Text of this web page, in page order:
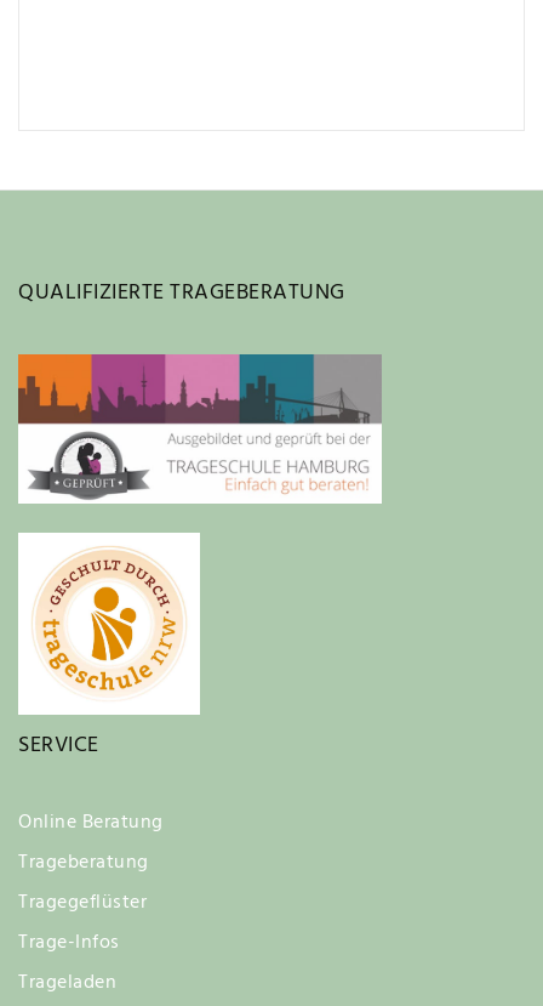
QUALIFIZIERTE TRAGEBERATUNG
SERVICE
Online Beratung
Trageberatung
Tragegeflüster
Trage-Infos
Trageladen